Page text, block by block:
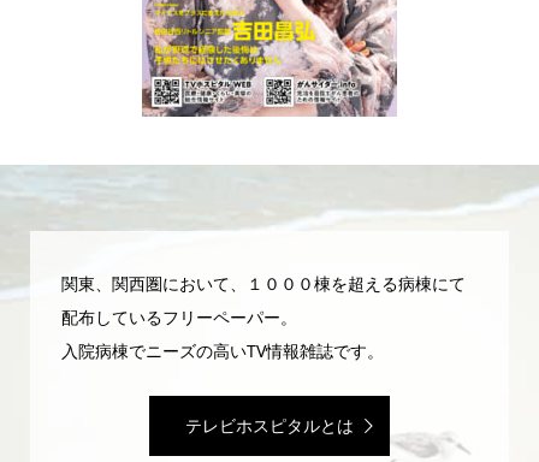
関東、関西圏において、１０００棟を超える病棟にて
配布しているフリーペーパー。
入院病棟でニーズの高いTV情報雑誌です。
テレビホスピタルとは